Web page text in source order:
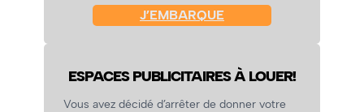
J’EMBARQUE
ESPACES PUBLICITAIRES À LOUER!
Vous avez décidé d’arrêter de donner votre